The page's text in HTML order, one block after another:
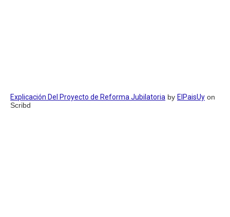
Explicación Del Proyecto de Reforma Jubilatoria by ElPaisUy on
Scribd